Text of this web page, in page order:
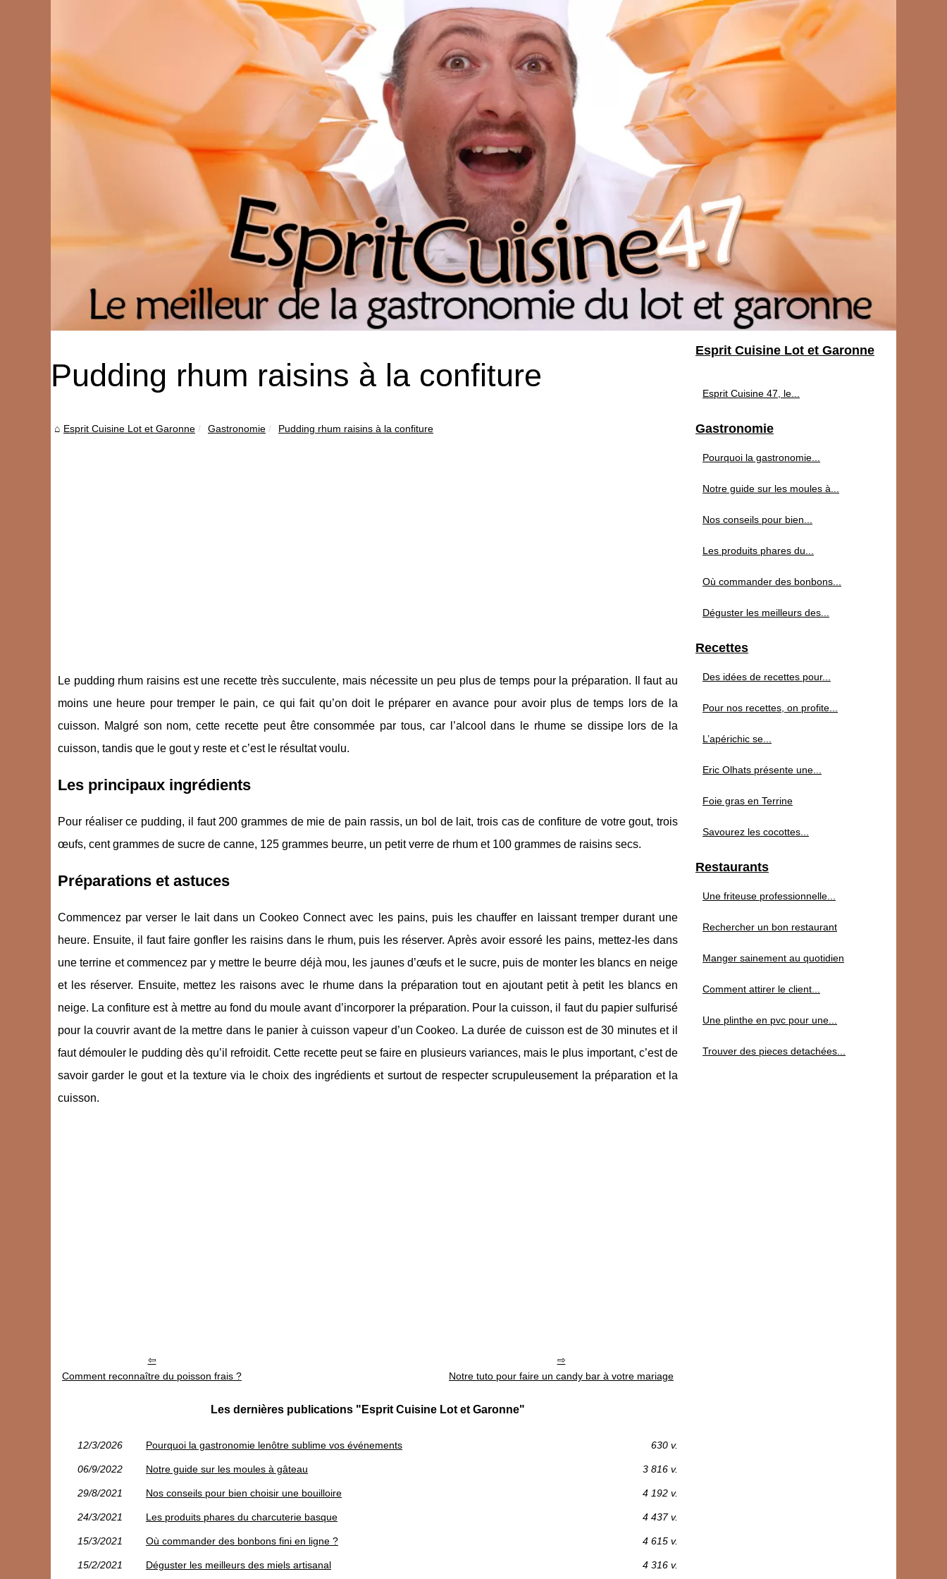
Pudding rhum raisins à la confiture
Esprit Cuisine Lot et Garonne Gastronomie Pudding rhum raisins à la confiture
Le pudding rhum raisins est une recette très succulente, mais nécessite un peu plus de temps pour la préparation. Il faut au
moins une heure pour tremper le pain, ce qui fait qu’on doit le préparer en avance pour avoir plus de temps lors de la
cuisson. Malgré son nom, cette recette peut être consommée par tous, car l’alcool dans le rhume se dissipe lors de la
cuisson, tandis que le gout y reste et c’est le résultat voulu.
Les principaux ingrédients
Pour réaliser ce pudding, il faut 200 grammes de mie de pain rassis, un bol de lait, trois cas de confiture de votre gout, trois
œufs, cent grammes de sucre de canne, 125 grammes beurre, un petit verre de rhum et 100 grammes de raisins secs.
Préparations et astuces
Commencez par verser le lait dans un Cookeo Connect avec les pains, puis les chauffer en laissant tremper durant une
heure. Ensuite, il faut faire gonfler les raisins dans le rhum, puis les réserver. Après avoir essoré les pains, mettez-les dans
une terrine et commencez par y mettre le beurre déjà mou, les jaunes d’œufs et le sucre, puis de monter les blancs en neige
et les réserver. Ensuite, mettez les raisons avec le rhume dans la préparation tout en ajoutant petit à petit les blancs en
neige. La confiture est à mettre au fond du moule avant d’incorporer la préparation. Pour la cuisson, il faut du papier sulfurisé
pour la couvrir avant de la mettre dans le panier à cuisson vapeur d’un Cookeo. La durée de cuisson est de 30 minutes et il
faut démouler le pudding dès qu’il refroidit. Cette recette peut se faire en plusieurs variances, mais le plus important, c’est de
savoir garder le gout et la texture via le choix des ingrédients et surtout de respecter scrupuleusement la préparation et la
cuisson.
Comment reconnaître du poisson frais ? Notre tuto pour faire un candy bar à votre mariage
Les dernières publications "Esprit Cuisine Lot et Garonne"
12/3/2026 Pourquoi la gastronomie lenôtre sublime vos événements 630 v.
06/9/2022 Notre guide sur les moules à gâteau 3 816 v.
29/8/2021 Nos conseils pour bien choisir une bouilloire 4 192 v.
24/3/2021 Les produits phares du charcuterie basque 4 437 v.
15/3/2021 Où commander des bonbons fini en ligne ? 4 615 v.
15/2/2021 Déguster les meilleurs des miels artisanal 4 316 v.
Esprit Cuisine Lot et Garonne
Esprit Cuisine 47, le...
Gastronomie
Pourquoi la gastronomie...
Notre guide sur les moules à...
Nos conseils pour bien...
Les produits phares du...
Où commander des bonbons...
Déguster les meilleurs des...
Recettes
Des idées de recettes pour...
Pour nos recettes, on profite...
L’apérichic se...
Eric Olhats présente une...
Foie gras en Terrine
Savourez les cocottes...
Restaurants
Une friteuse professionnelle...
Rechercher un bon restaurant
Manger sainement au quotidien
Comment attirer le client...
Une plinthe en pvc pour une...
Trouver des pieces detachées...